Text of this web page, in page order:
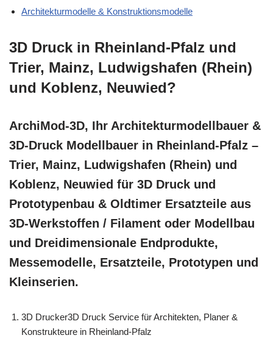
Architekturmodelle & Konstruktionsmodelle
3D Druck in Rheinland-Pfalz und
Trier, Mainz, Ludwigshafen (Rhein)
und Koblenz, Neuwied?
ArchiMod-3D, Ihr Architekturmodellbauer &
3D-Druck Modellbauer in Rheinland-Pfalz –
Trier, Mainz, Ludwigshafen (Rhein) und
Koblenz, Neuwied für 3D Druck und
Prototypenbau & Oldtimer Ersatzteile aus
3D-Werkstoffen / Filament oder Modellbau
und Dreidimensionale Endprodukte,
Messemodelle, Ersatzteile, Prototypen und
Kleinserien.
3D Drucker3D Druck Service für Architekten, Planer &
Konstrukteure in Rheinland-Pfalz